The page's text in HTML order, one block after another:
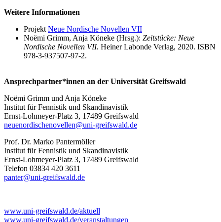
Weitere Informationen
Projekt Neue Nordische Novellen VII
Noëmi Grimm, Anja Köneke (Hrsg.): Zeitstücke: Neue
Nordische Novellen VII. Heiner Labonde Verlag, 2020. ISBN
978-3-937507-97-2.
Ansprechpartner*innen an der Universität Greifswald
Noëmi Grimm und Anja Köneke
Institut für Fennistik und Skandinavistik
Ernst-Lohmeyer-Platz 3, 17489 Greifswald
neuenordischenovellen@uni-greifswald.de
Prof. Dr. Marko Pantermöller
Institut für Fennistik und Skandinavistik
Ernst-Lohmeyer-Platz 3, 17489 Greifswald
Telefon 03834 420 3611
panter@uni-greifswald.de
www.uni-greifswald.de/aktuell
www.uni-greifswald.de/veranstaltungen